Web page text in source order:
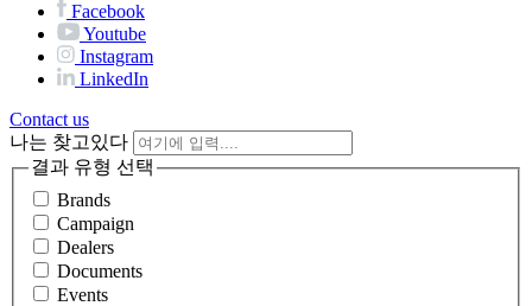
Facebook
Youtube
Instagram
LinkedIn
Contact us
나는 찾고있다
결과 유형 선택
Brands
Campaign
Dealers
Documents
Events